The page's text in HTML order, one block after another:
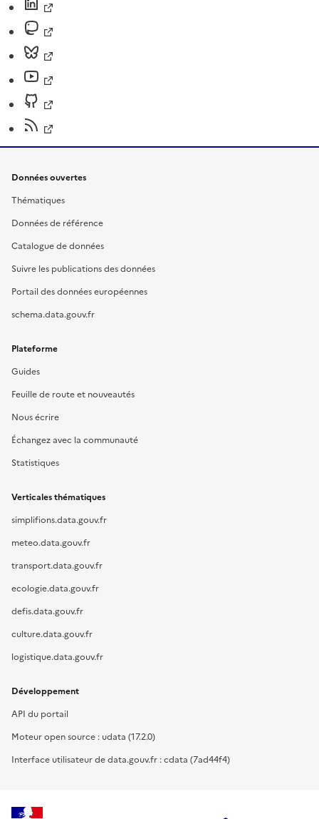
Données ouvertes
Thématiques
Données de référence
Catalogue de données
Suivre les publications des données
Portail des données européennes
schema.data.gouv.fr
Plateforme
Guides
Feuille de route et nouveautés
Nous écrire
Échangez avec la communauté
Statistiques
Verticales thématiques
simplifions.data.gouv.fr
meteo.data.gouv.fr
transport.data.gouv.fr
ecologie.data.gouv.fr
defis.data.gouv.fr
culture.data.gouv.fr
logistique.data.gouv.fr
Développement
API du portail
Moteur open source : udata (17.2.0)
Interface utilisateur de data.gouv.fr : cdata (7ad44f4)